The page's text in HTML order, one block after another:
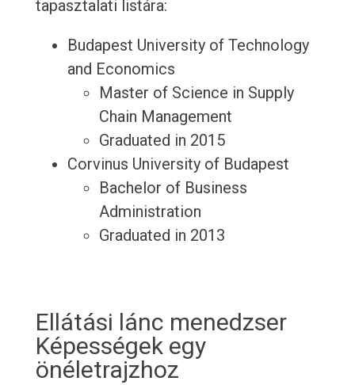
tapasztalati listára:
Budapest University of Technology
and Economics
Master of Science in Supply
Chain Management
Graduated in 2015
Corvinus University of Budapest
Bachelor of Business
Administration
Graduated in 2013
Ellátási lánc menedzser
Képességek egy
önéletrajzhoz